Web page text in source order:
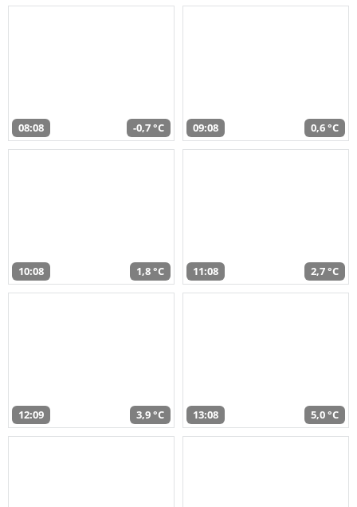
08:08 -0,7 °C 09:08 0,6 °C
10:08 1,8 °C 11:08 2,7 °C
12:09 3,9 °C 13:08 5,0 °C